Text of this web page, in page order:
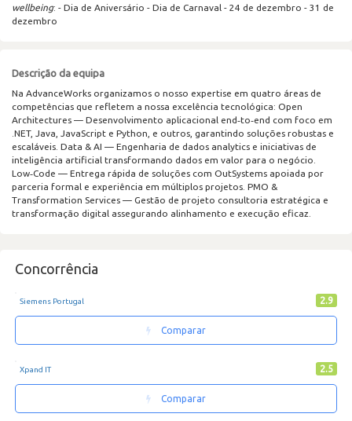
wellbeing: - Dia de Aniversário - Dia de Carnaval - 24 de dezembro - 31 de
dezembro
Descrição da equipa
Na AdvanceWorks organizamos o nosso expertise em quatro áreas de
competências que refletem a nossa excelência tecnológica: Open
Architectures — Desenvolvimento aplicacional end‑to‑end com foco em
.NET, Java, JavaScript e Python, e outros, garantindo soluções robustas e
escaláveis. Data & AI — Engenharia de dados analytics e iniciativas de
inteligência artificial transformando dados em valor para o negócio.
Low‑Code — Entrega rápida de soluções com OutSystems apoiada por
parceria formal e experiência em múltiplos projetos. PMO &
Transformation Services — Gestão de projeto consultoria estratégica e
transformação digital assegurando alinhamento e execução eficaz.
Concorrência
Siemens Portugal 2.9
Comparar
Xpand IT 2.5
Comparar